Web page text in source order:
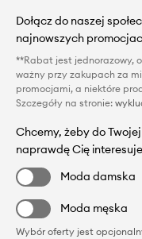
Dołącz do naszej
najnowszych
**Rabat jest jednorazowy,
ważny przy zakupach za
promocjami, a niektóre
Szczegóły na stronie:
Chcemy, żeby do
naprawdę Cię
Moda damska
Moda męska
Wybór oferty jest